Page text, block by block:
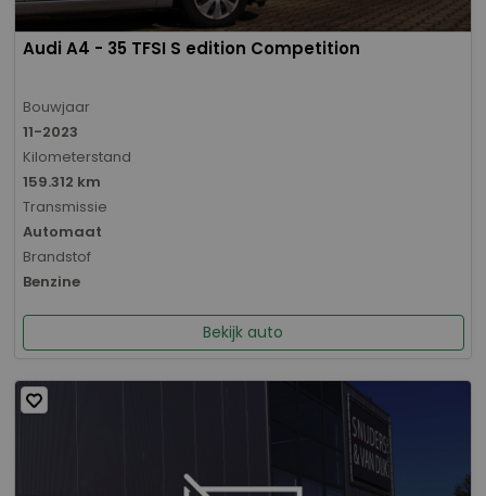
Audi A4 - 35 TFSI S edition Competition
Bouwjaar
11-2023
Kilometerstand
159.312 km
Transmissie
Automaat
Brandstof
Benzine
Bekijk auto